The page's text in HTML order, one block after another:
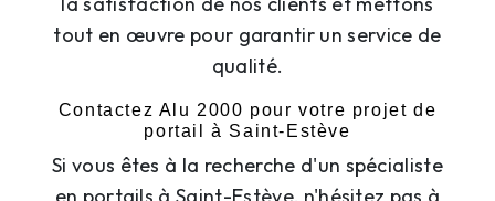
tout en œuvre pour garantir un service de
qualité.
Contactez Alu 2000 pour votre projet de
portail à Saint-Estève
Si vous êtes à la recherche d'un spécialiste
en portails à Saint-Estève, n'hésitez pas à